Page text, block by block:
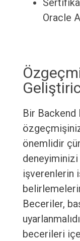
Oracle
Bir Backend
önemlidir
işverenlerin
Beceriler,
becerileri